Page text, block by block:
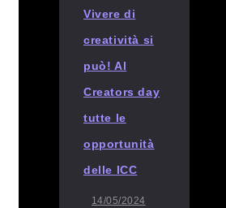
Vivere di
creatività si
può! Al
Creators day
tutte le
opportunità
delle ICC
14/05/2024